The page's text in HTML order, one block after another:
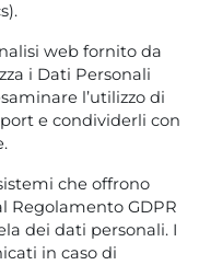
web fornito da
i Dati Personali
l’utilizzo di
e condividerli con
che offrono
Regolamento GDPR
dei dati personali. I
in caso di